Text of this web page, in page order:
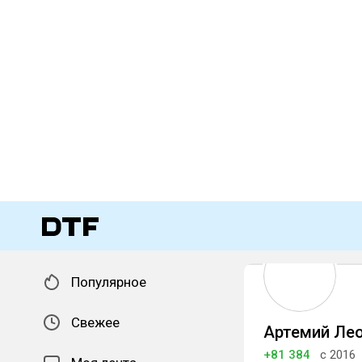
Популярное
Свежее Артемий
+81 384 с 2016